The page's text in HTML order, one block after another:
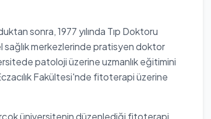
sonra, 1977 yılında Tıp Doktoru
sağlık merkezlerinde pratisyen doktor
patoloji üzerine uzmanlık eğitimini
Fakültesi'nde fitoterapi üzerine
üniversitenin düzenlediği fitoterapi